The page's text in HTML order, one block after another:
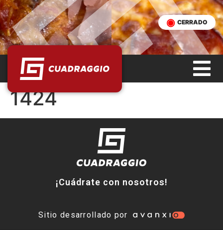
CERRADO
1424
¡Cuádrate con nosotros!
Sitio desarrollado por